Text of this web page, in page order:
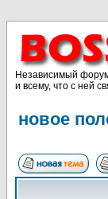
Независимый
и всему, что с ней
новое